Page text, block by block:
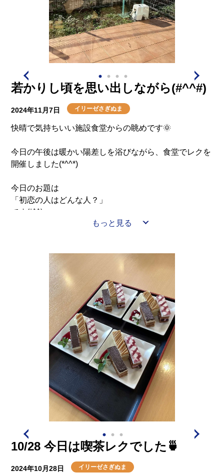
若かりし頃を思い出しながら(#^^#)
2024年11月7日 イリーゼさぎぬま
快晴で気持ちいい施設食堂からの眺めです🌞
今日の午後は暖かい陽差しを浴びながら、食堂でレクを
開催しました(*^^*)
今日のお題は
「初恋の人はどんな人？」
です(*^^)v
もっと見る
10/28 今日は喫茶レクでした🍵
2024年10月28日 イリーゼさぎぬま